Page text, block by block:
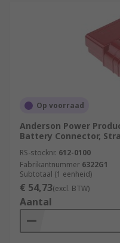
Op voorraad
Anderson Power
Battery Connector,
RS-stocknr. 612-0100
Fabrikantnummer 6322G1
Subtotaal (1 eenheid)
€ 54,73(excl. BTW)
Aantal